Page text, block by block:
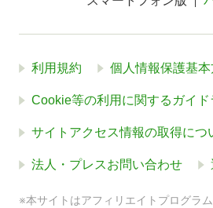
利用規約 個人情報保護基
Cookie等の利用に関するガイド
サイトアクセス情報の取得につ
法人・プレスお問い合わせ
※本サイトはアフィリエイトプログラ